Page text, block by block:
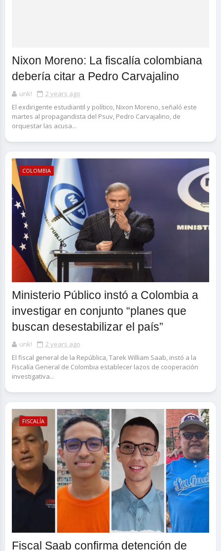
Nixon Moreno: La fiscalía colombiana
debería citar a Pedro Carvajalino
unk!
2 years ago
El exdirigente estudiantil y político, Nixon Moreno, señaló este
martes al propagandista del Psuv, Pedro Carvajalino, de
orquestar las acusa...
COLOMBIA
Ministerio Público instó a Colombia a
investigar en conjunto “planes que
buscan desestabilizar el país”
unk!
2 years ago
El fiscal general de la República, Tarek William Saab, instó a la
Fiscalía General de Colombia establecer lazos de cooperación
investigativa...
FISCALÍA
Fiscal Saab confirma detención de